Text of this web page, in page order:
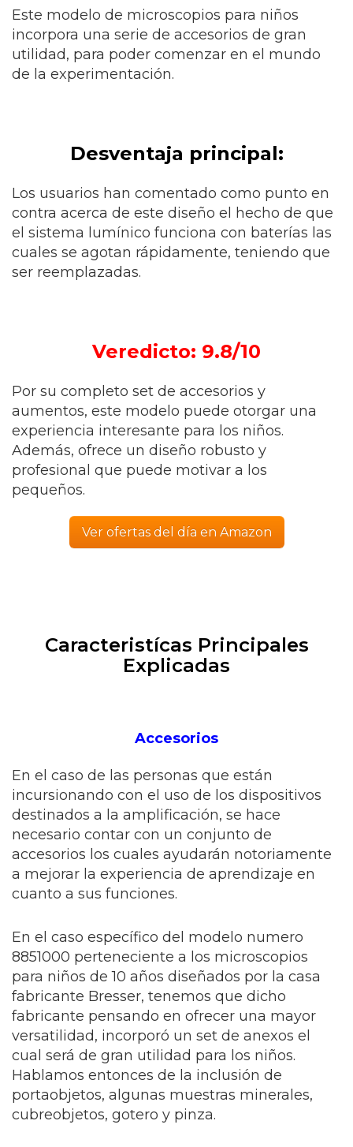
Este modelo de microscopios para niños
incorpora una serie de accesorios de gran
utilidad, para poder comenzar en el mundo
de la experimentación.
Desventaja principal:
Los usuarios han comentado como punto en
contra acerca de este diseño el hecho de que
el sistema lumínico funciona con baterías las
cuales se agotan rápidamente, teniendo que
ser reemplazadas.
Veredicto: 9.8/10
Por su completo set de accesorios y
aumentos, este modelo puede otorgar una
experiencia interesante para los niños.
Además, ofrece un diseño robusto y
profesional que puede motivar a los
pequeños.
Ver ofertas del día en Amazon
Caracteristícas Principales
Explicadas
Accesorios
En el caso de las personas que están
incursionando con el uso de los dispositivos
destinados a la amplificación, se hace
necesario contar con un conjunto de
accesorios los cuales ayudarán notoriamente
a mejorar la experiencia de aprendizaje en
cuanto a sus funciones.
En el caso específico del modelo numero
8851000 perteneciente a los microscopios
para niños de 10 años diseñados por la casa
fabricante Bresser, tenemos que dicho
fabricante pensando en ofrecer una mayor
versatilidad, incorporó un set de anexos el
cual será de gran utilidad para los niños.
Hablamos entonces de la inclusión de
portaobjetos, algunas muestras minerales,
cubreobjetos, gotero y pinza.